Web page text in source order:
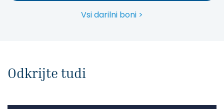
Vsi darilni boni >
Odkrijte tudi